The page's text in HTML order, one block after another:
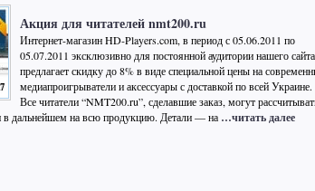
7
Акция для читателей nmt200.ru
Интернет-магазин HD-Players.com, в период с 05.06.2011 по
05.07.2011 эксклюзивно для постоянной аудитории нашего сайта
предлагает скидку до 8% в виде специальной цены на
медиапроигрыватели и аксессуары с доставкой по всей Украине.
Все читатели “NMT200.ru”, сделавшие заказ, могут
в дальнейшем на всю продукцию. Детали — на …читать далее